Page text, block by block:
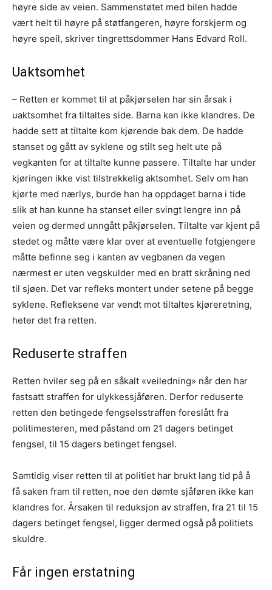
høyre side av veien. Sammenstøtet med bilen hadde
vært helt til høyre på støtfangeren, høyre forskjerm og
høyre speil, skriver tingrettsdommer Hans Edvard Roll.
Uaktsomhet
– Retten er kommet til at påkjørselen har sin årsak i
uaktsomhet fra tiltaltes side. Barna kan ikke klandres. De
hadde sett at tiltalte kom kjørende bak dem. De hadde
stanset og gått av syklene og stilt seg helt ute på
vegkanten for at tiltalte kunne passere. Tiltalte har under
kjøringen ikke vist tilstrekkelig aktsomhet. Selv om han
kjørte med nærlys, burde han ha oppdaget barna i tide
slik at han kunne ha stanset eller svingt lengre inn på
veien og dermed unngått påkjørselen. Tiltalte var kjent på
stedet og måtte være klar over at eventuelle fotgjengere
måtte befinne seg i kanten av vegbanen da vegen
nærmest er uten vegskulder med en bratt skråning ned
til sjøen. Det var refleks montert under setene på begge
syklene. Refleksene var vendt mot tiltaltes kjøreretning,
heter det fra retten.
Reduserte straffen
Retten hviler seg på en såkalt «veiledning» når den har
fastsatt straffen for ulykkessjåføren. Derfor reduserte
retten den betingede fengselsstraffen foreslått fra
politimesteren, med påstand om 21 dagers betinget
fengsel, til 15 dagers betinget fengsel.
Samtidig viser retten til at politiet har brukt lang tid på å
få saken fram til retten, noe den dømte sjåføren ikke kan
klandres for. Årsaken til reduksjon av straffen, fra 21 til 15
dagers betinget fengsel, ligger dermed også på politiets
skuldre.
Får ingen erstatning